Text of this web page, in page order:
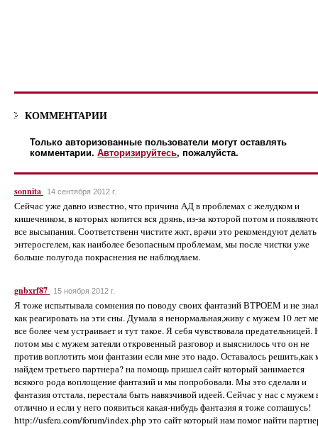
КОММЕНТАРИИ
Только авторизованные пользователи могут оставлять
комментарии.Авторизируйтесь, пожалуйста.
sonnita 14 сентября 2012 г.
Сейчас уже давно известно, что причина АД в проблемах с желудком и
кишечником, в которых копится вся дрянь, из-за которой потом и
все высыпания. Соответственн чистите жкт, врачи это рекомендуют делать
энтеросгелем, как наиболее безопасным проблемам, мы после чистки уже
больше полугода покраснения не наблюдлаем.
gnbxrf87 15 ноября 2012 г.
Я тоже испытывала сомнения по поводу своих фантазий ВТРОЕМ и не
как реагировать на эти сны. Думала я ненормальная,живу с мужем 10 лет
все более чем устраивает и тут такое. Я себя чувствовала предательницей.
потом мы с мужем затеяли откровенный разговор и выяснилось что он не
против воплотить мои фантазии если мне это надо. Оставалось решить,как
найдем третьего партнера? на помощь пришел сайт который занимается
всякого рода воплощение фантазий и мы попробовали. Мы это сделали и
фантазия отстала, перестала быть навязчивой идеей. Сейчас у нас с мужем
отлично и если у него появиться какая-нибудь фантазия я тоже соглашусь!
http://usfera.com/forum/index.php это сайт который нам помог найти